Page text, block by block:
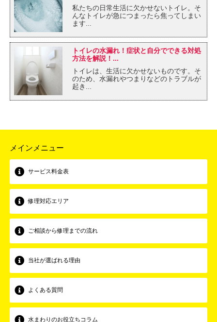
私たちの日常生活に欠かせないトイレ。そ
んなトイレが急につまったら焦ってしまい
ます...
トイレの水漏れ！症状と自分でできる対処
方法を解説！...
トイレは、生活に欠かせないものです。そ
のため、水漏れやつまりなどのトラブルが
起き...
メインメニュー
サービス料金表
修理対応エリア
ご相談から修理までの流れ
当社が選ばれる理由
よくある質問
水まわりのお役立ちコラム